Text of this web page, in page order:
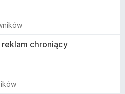
o
x
chroniący